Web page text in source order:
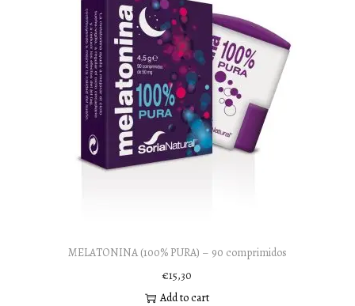
MELATONINA (100% PURA) – 90 comprimidos
€15,30
Add to cart